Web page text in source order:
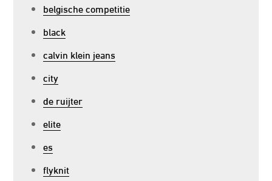
belgische competitie
black
calvin klein jeans
city
de ruijter
elite
es
flyknit